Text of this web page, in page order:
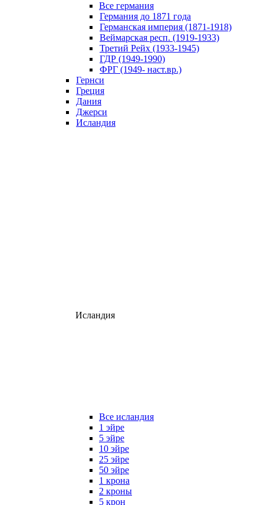
Все германия
Германия до 1871 года
Германская империя (1871-1918)
Веймарская респ. (1919-1933)
Третий Рейх (1933-1945)
ГДР (1949-1990)
ФРГ (1949- наст.вр.)
Гернси
Греция
Дания
Джерси
Исландия
Исландия
Все исландия
1 эйре
5 эйре
10 эйре
25 эйре
50 эйре
1 крона
2 кроны
5 крон